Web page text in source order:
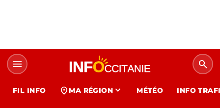
menu search
FIL INFO location_on MA RÉGION expand_more MÉTÉO INFO